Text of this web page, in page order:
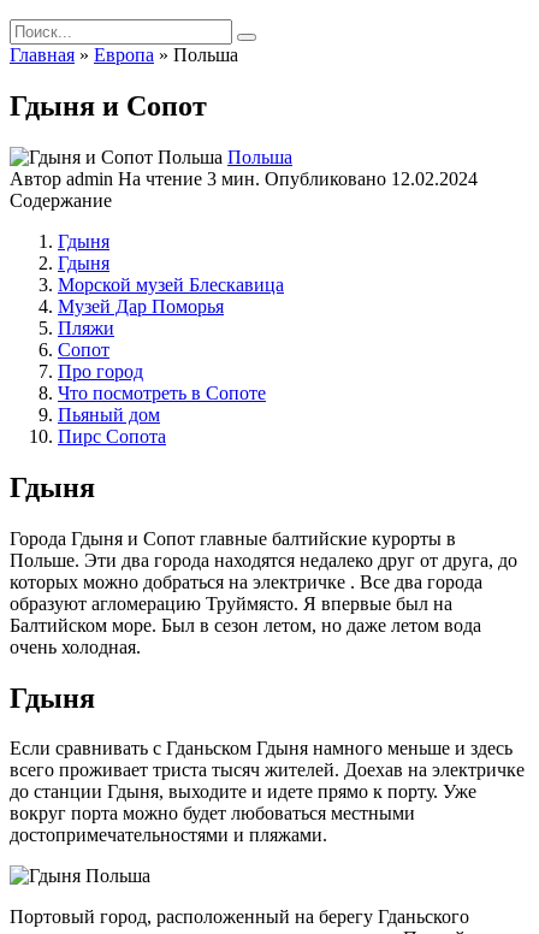
Search
for:
Главная » Европа » Польша
Гдыня и Сопот
Польша
Автор admin На чтение 3 мин. Опубликовано 12.02.2024
Содержание
Гдыня
Гдыня
Морской музей Блескавица
Музей Дар Поморья
Пляжи
Сопот
Про город
Что посмотреть в Сопоте
Пьяный дом
Пирс Сопота
Гдыня
Города Гдыня и Сопот главные балтийские курорты в
Польше. Эти два города находятся недалеко друг от друга, до
которых можно добраться на электричке . Все два города
образуют агломерацию Труймясто. Я впервые был на
Балтийском море. Был в сезон летом, но даже летом вода
очень холодная.
Гдыня
Если сравнивать с Гданьском Гдыня намного меньше и здесь
всего проживает триста тысяч жителей. Доехав на электричке
до станции Гдыня, выходите и идете прямо к порту. Уже
вокруг порта можно будет любоваться местными
достопримечательностями и пляжами.
Портовый город, расположенный на берегу Гданьского